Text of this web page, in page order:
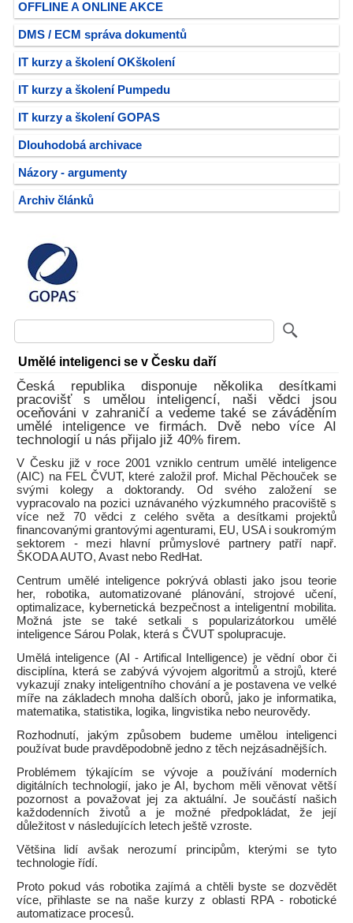
OFFLINE A ONLINE AKCE
DMS / ECM správa dokumentů
IT kurzy a školení OKškolení
IT kurzy a školení Pumpedu
IT kurzy a školení GOPAS
Dlouhodobá archivace
Názory - argumenty
Archiv článků
Umělé inteligenci se v Česku daří
Česká republika disponuje několika desítkami
pracovišť s umělou inteligencí, naši vědci jsou
oceňováni v zahraničí a vedeme také se záváděním
umělé inteligence ve firmách. Dvě nebo více AI
technologií u nás přijalo již 40% firem.
V Česku již v roce 2001 vzniklo centrum umělé inteligence
(AIC) na FEL ČVUT, které založil prof. Michal Pěchouček se
svými kolegy a doktorandy. Od svého založení se
vypracovalo na pozici uznávaného výzkumného pracoviště s
více než 70 vědci z celého světa a desítkami projektů
financovanými grantovými agenturami, EU, USA i soukromým
sektorem - mezi hlavní průmyslové partnery patří např.
ŠKODA AUTO, Avast nebo RedHat.
Centrum umělé inteligence pokrývá oblasti jako jsou teorie
her, robotika, automatizované plánování, strojové učení,
optimalizace, kybernetická bezpečnost a inteligentní mobilita.
Možná jste se také setkali s popularizátorkou umělé
inteligence Sárou Polak, která s ČVUT spolupracuje.
Umělá inteligence (AI - Artifical Intelligence) je vědní obor či
disciplína, která se zabývá vývojem algoritmů a strojů, které
vykazují znaky inteligentního chování a je postavena ve velké
míře na základech mnoha dalších oborů, jako je informatika,
matematika, statistika, logika, lingvistika nebo neurovědy.
Rozhodnutí, jakým způsobem budeme umělou inteligenci
používat bude pravděpodobně jedno z těch nejzásadnějších.
Problémem týkajícím se vývoje a používání moderních
digitálních technologií, jako je AI, bychom měli věnovat větší
pozornost a považovat jej za aktuální. Je součástí našich
každodenních životů a je možné předpokládat, že její
důležitost v následujících letech ještě vzroste.
Většina lidí avšak nerozumí principům, kterými se tyto
technologie řídí.
Proto pokud vás robotika zajímá a chtěli byste se dozvědět
více, přihlaste se na naše kurzy z oblasti RPA - robotické
automatizace procesů.